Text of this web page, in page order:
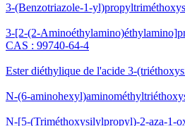
3-(Benzotriazole-1-
3-[2-(2-
CAS : 99740-64-4
Ester diéthylique de l'acide 3-
N-(6-
N-[5-(Triméthoxysilylpropyl)-2-aza-1-